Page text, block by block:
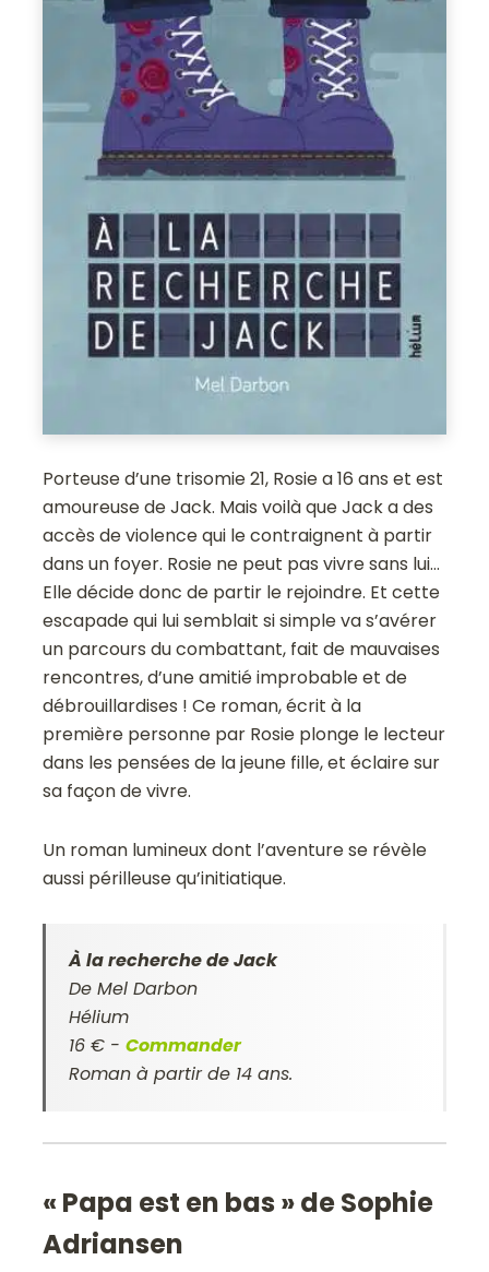
Porteuse d’une trisomie 21, Rosie a 16 ans et est
amoureuse de Jack. Mais voilà que Jack a des
accès de violence qui le contraignent à partir
dans un foyer. Rosie ne peut pas vivre sans lui…
Elle décide donc de partir le rejoindre. Et cette
escapade qui lui semblait si simple va s’avérer
un parcours du combattant, fait de mauvaises
rencontres, d’une amitié improbable et de
débrouillardises ! Ce roman, écrit à la
première personne par Rosie plonge le lecteur
dans les pensées de la jeune fille, et éclaire sur
sa façon de vivre.
Un roman lumineux dont l’aventure se révèle
aussi périlleuse qu’initiatique.
À la recherche de Jack
De Mel Darbon
Hélium
16 € -Commander
Roman à partir de 14 ans.
« Papa est en bas » de Sophie
Adriansen